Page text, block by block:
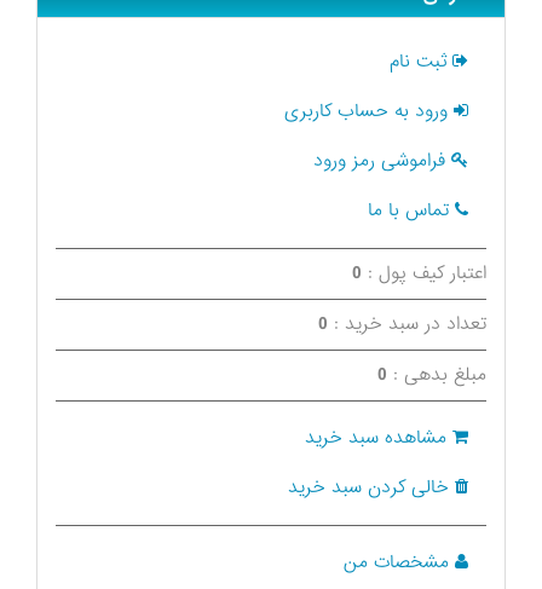
ثبت نام
ورود به حساب کاربری
فراموشی رمز ورود
تماس با ما
اعتبار کیف پول : 0
تعداد در سبد خرید : 0
مبلغ بدهی : 0
مشاهده سبد خرید
خالی کردن سبد خرید
مشخصات من